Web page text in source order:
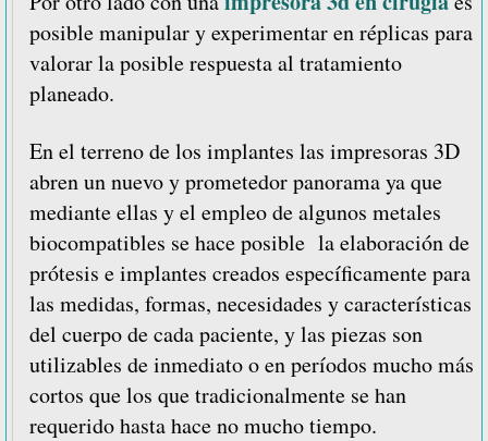
posible manipular y experimentar en réplicas para
valorar la posible respuesta al tratamiento
planeado.
En el terreno de los implantes las impresoras 3D
abren un nuevo y prometedor panorama ya que
mediante ellas y el empleo de algunos metales
biocompatibles se hace posible la elaboración de
prótesis e implantes creados específicamente para
las medidas, formas, necesidades y características
del cuerpo de cada paciente, y las piezas son
utilizables de inmediato o en períodos mucho más
cortos que los que tradicionalmente se han
requerido hasta hace no mucho tiempo.